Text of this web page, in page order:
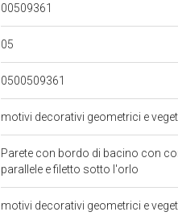
00509361
05
0500509361
motivi decorativi geometrici e
Parete con bordo di bacino con
parallele e filetto sotto l'orlo
motivi decorativi geometrici e